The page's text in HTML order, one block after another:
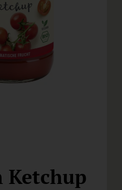
Ketchup